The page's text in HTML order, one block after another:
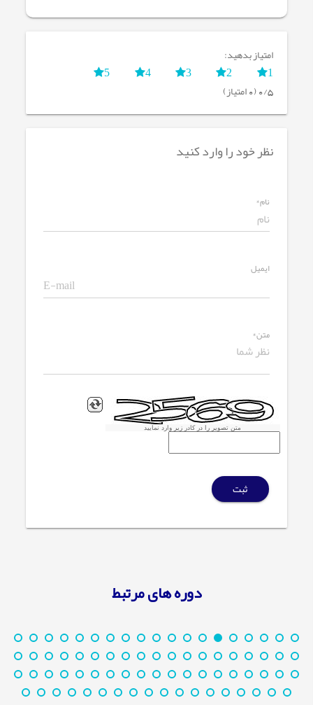
امتیاز بدهید:
1
2
3
4
5
0/5 (0 امتیاز)
نظر خود را وارد کنید
نام*
ایمیل
متن*
متن تصویر را در کادر زیر وارد نمایید
ثبت
دوره های مرتبط